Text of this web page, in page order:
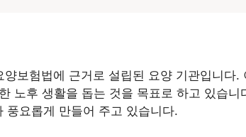
보험법에 근거로 설립된 요양 기관입니다
노후 생활을 돕는 것을 목표로 하고 있습
풍요롭게 만들어 주고 있습니다.